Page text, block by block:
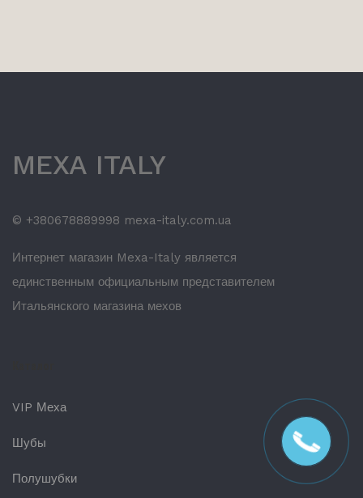
MEXA ITALY
© +380678889998 mexa-italy.com.ua
Интернет магазин Mexa-Italy является
единственным официальным представителем
Итальянского магазина мехов
VIP Меха
Шубы
Полушубки